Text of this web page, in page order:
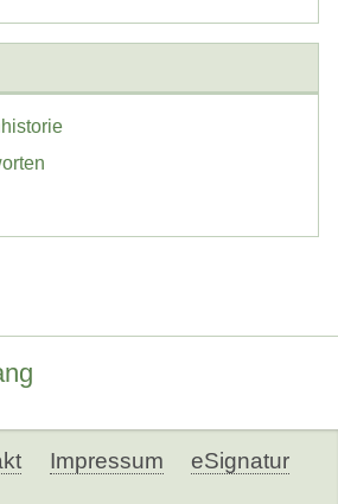
Impressum eSignatur